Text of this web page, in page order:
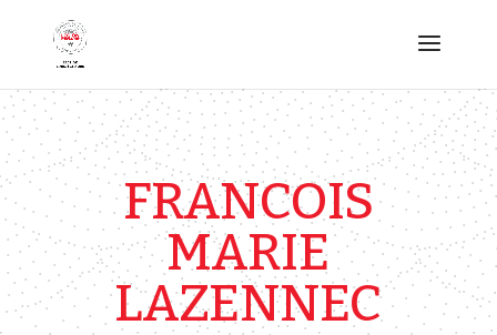
FRANCOIS
MARIE
LAZENNEC